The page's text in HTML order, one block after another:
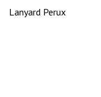
Lanyard Perux